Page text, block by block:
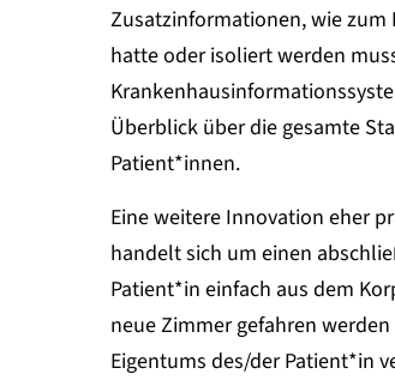
Zusatzinformationen, wie
hatte oder isoliert werden
Überblick über die gesamte
Patient*innen.
Eine weitere Innovation eher
handelt sich um einen
Patient*in einfach aus dem
neue Zimmer gefahren
Eigentums des/der Patient*in